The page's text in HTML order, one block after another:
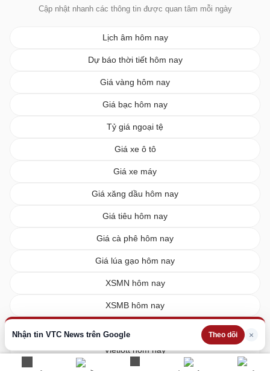
Nhận tin VTC News trên Google Theo dõi ×
Cập nhật nhanh các thông tin được quan tâm mỗi ngày
Lịch âm hôm nay
Dự báo thời tiết hôm nay
Giá vàng hôm nay
Giá bạc hôm nay
Tỷ giá ngoại tệ
Giá xe ô tô
Giá xe máy
Giá xăng dầu hôm nay
Giá tiêu hôm nay
Giá cà phê hôm nay
Giá lúa gạo hôm nay
XSMN hôm nay
XSMB hôm nay
Vietlott hôm nay